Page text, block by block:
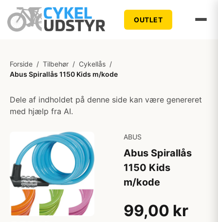
OUTLET
Forside / Tilbehør / Cykellås /
Abus Spirallås 1150 Kids m/kode
Dele af indholdet på denne side kan være genereret
med hjælp fra AI.
ABUS
Abus Spirallås
1150 Kids
m/kode
99,00 kr